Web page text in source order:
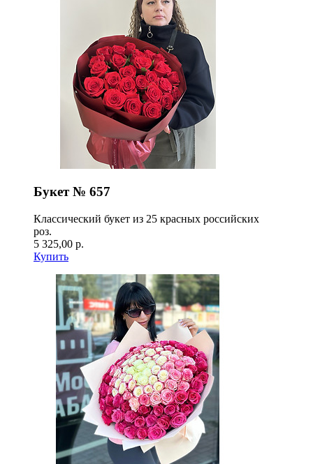
Букет № 657
Классический букет из 25 красных российских
роз.
5 325,00 р.
Купить